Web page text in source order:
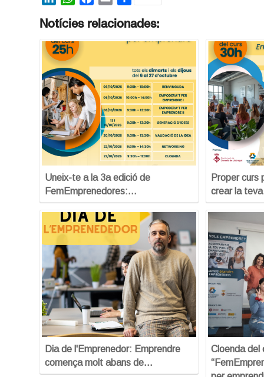
Notícies relacionades:
Uneix-te a la 3a edició de
FemEmprenedores:…
Dia de l'Emprenedor: Emprendre
comença molt abans de…
Proper curs
crear la
Cloenda del